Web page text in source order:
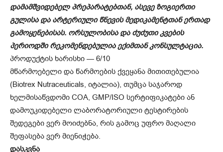
დამამშვიდებელ პრეპარატებთან, ასევე ზოგიერთი
გულისა და არტერიული წნევის მედიკამენტთან ერთად
გამოყენებისას. ორსულობისა და ძუძუთი კვების
პერიოდში რეკომენდებულია ექიმთან კონსულტაცია.
პროდუქტის ხარისხი — 6/10
მწარმოებელი და წარმოების ქვეყანა მითითებულია
(Biotrex Nutraceuticals, იტალია), თუმცა საჯაროდ
ხელმისაწვდომი COA, GMP/ISO სერტიფიკატები ან
დამოუკიდებელი ლაბორატორიული ტესტირების
შედეგები ვერ მოიძებნა, რის გამოც უფრო მაღალი
შეფასება ვერ მიენიჭება.
დასკვნა